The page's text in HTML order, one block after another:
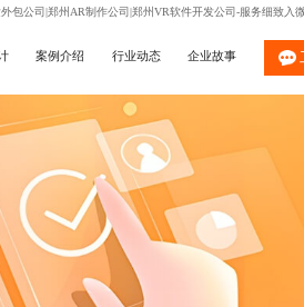
包公司|郑州AR制作公司|郑州VR软件开发公司-服务细致入
案例介绍 行业动态 企业故事